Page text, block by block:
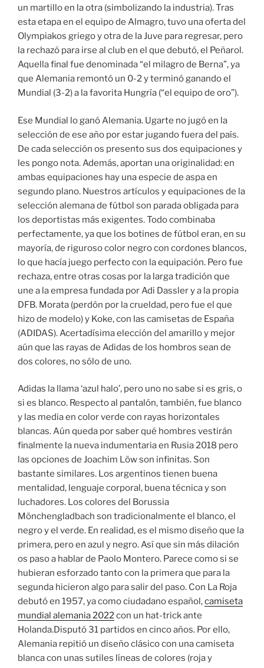
un martillo en la otra (simbolizando la industria). Tras
esta etapa en el equipo de Almagro, tuvo una oferta del
Olympiakos griego y otra de la Juve para regresar, pero
la rechazó para irse al club en el que debutó, el Peñarol.
Aquella final fue denominada “el milagro de Berna”, ya
que Alemania remontó un 0-2 y terminó ganando el
Mundial (3-2) a la favorita Hungría (“el equipo de oro”).
Ese Mundial lo ganó Alemania. Ugarte no jugó en la
selección de ese año por estar jugando fuera del país.
De cada selección os presento sus dos equipaciones y
les pongo nota. Además, aportan una originalidad: en
ambas equipaciones hay una especie de aspa en
segundo plano. Nuestros artículos y equipaciones de la
selección alemana de fútbol son parada obligada para
los deportistas más exigentes. Todo combinaba
perfectamente, ya que los botines de fútbol eran, en su
mayoría, de riguroso color negro con cordones blancos,
lo que hacía juego perfecto con la equipación. Pero fue
rechaza, entre otras cosas por la larga tradición que
une a la empresa fundada por Adi Dassler y a la propia
DFB. Morata (perdón por la crueldad, pero fue el que
hizo de modelo) y Koke, con las camisetas de España
(ADIDAS). Acertadísima elección del amarillo y mejor
aún que las rayas de Adidas de los hombros sean de
dos colores, no sólo de uno.
Adidas la llama ‘azul halo’, pero uno no sabe si es gris, o
si es blanco. Respecto al pantalón, también, fue blanco
y las media en color verde con rayas horizontales
blancas. Aún queda por saber qué hombres vestirán
finalmente la nueva indumentaria en Rusia 2018 pero
las opciones de Joachim Löw son infinitas. Son
bastante similares. Los argentinos tienen buena
mentalidad, lenguaje corporal, buena técnica y son
luchadores. Los colores del Borussia
Mönchengladbach son tradicionalmente el blanco, el
negro y el verde. En realidad, es el mismo diseño que la
primera, pero en azul y negro. Así que sin más dilación
os paso a hablar de Paolo Montero. Parece como si se
hubieran esforzado tanto con la primera que para la
segunda hicieron algo para salir del paso. Con La Roja
debutó en 1957, ya como ciudadano español,camiseta
mundial alemania 2022con un hat-trick ante
Holanda.Disputó 31 partidos en cinco años. Por ello,
Alemania repitió un diseño clásico con una camiseta
blanca con unas sutiles líneas de colores (roja y